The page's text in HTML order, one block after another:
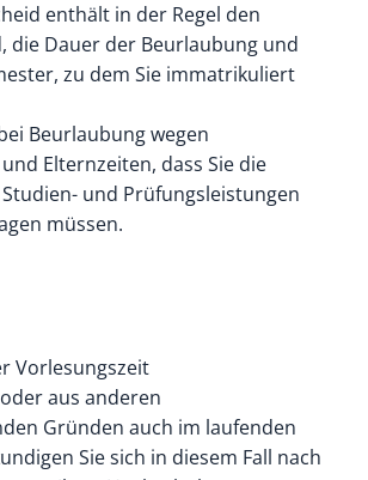
enthält in der Regel den
die Dauer der Beurlaubung und
zu dem Sie immatrikuliert
Beurlaubung wegen
Elternzeiten, dass Sie die
und Prüfungsleistungen
müssen.
Vorlesungszeit
aus anderen
Gründen auch im laufenden
Sie sich in diesem Fall nach